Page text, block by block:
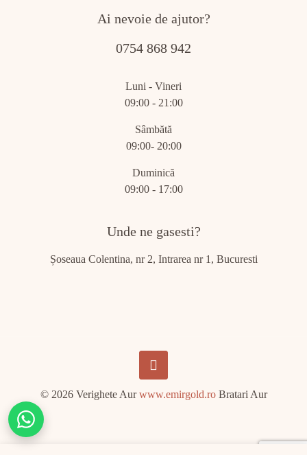
Ai nevoie de ajutor?
0754 868 942
Luni - Vineri
09:00 - 21:00
Sâmbătă
09:00- 20:00
Duminică
09:00 - 17:00
Unde ne gasesti?
Șoseaua Colentina, nr 2, Intrarea nr 1, Bucuresti
© 2026 Verighete Aurwww.emirgold.roBratari Aur
Chat
on